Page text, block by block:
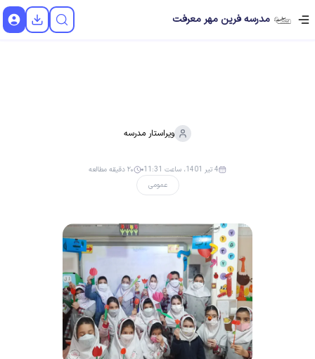
مدرسه فرین مهر معرفت
ویراستار مدرسه
عمومی
4 تیر 1401، ساعت 11:31 ۲۰ دقیقه مطالعه